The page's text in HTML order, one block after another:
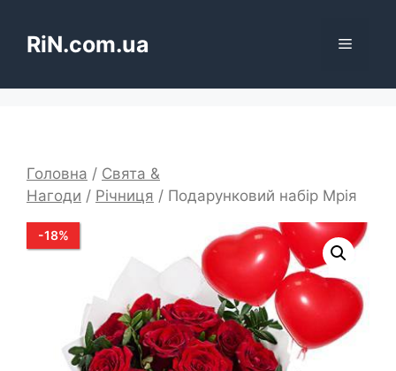
вмістуRiN.com.ua Меню
Головна / Свята &
Нагоди / Річниця / Подарунковий набір Мрія
-18%